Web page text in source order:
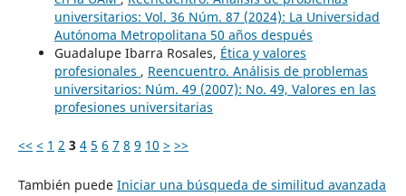
universitarios: Vol. 36 Núm. 87 (2024): La Universidad
Autónoma Metropolitana 50 años después
Guadalupe Ibarra Rosales, Ética y valores
profesionales , Reencuentro. Análisis de problemas
universitarios: Núm. 49 (2007): No. 49, Valores en las
profesiones universitarias
<< < 1 2 3 4 5 6 7 8 9 10 > >>
También puede Iniciar una búsqueda de similitud avanzada